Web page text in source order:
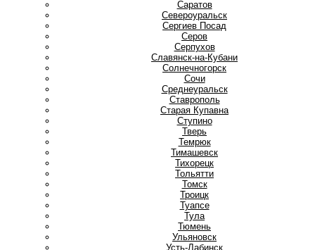
Саратов
Североуральск
Сергиев Посад
Серов
Серпухов
Славянск-на-Кубани
Солнечногорск
Сочи
Среднеуральск
Ставрополь
Старая Купавна
Ступино
Тверь
Темрюк
Тимашевск
Тихорецк
Тольятти
Томск
Троицк
Туапсе
Тула
Тюмень
Ульяновск
Усть-Лабинск